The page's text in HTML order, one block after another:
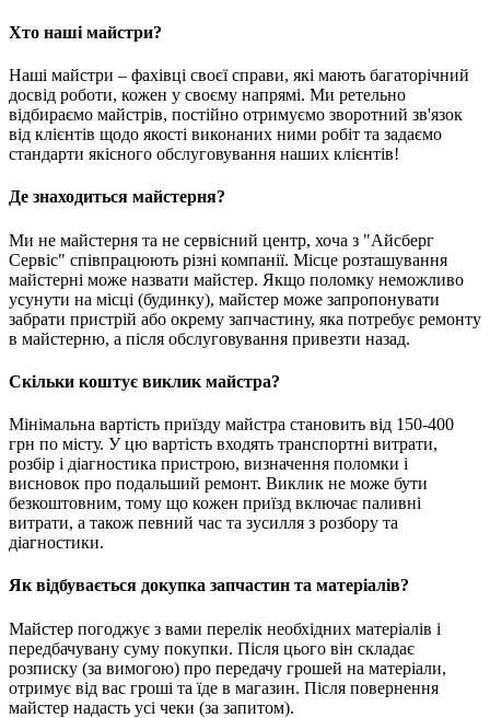
Хто наші майстри?
Наші майстри – фахівці своєї справи, які мають багаторічний
досвід роботи, кожен у своєму напрямі. Ми ретельно
відбираємо майстрів, постійно отримуємо зворотний зв'язок
від клієнтів щодо якості виконаних ними робіт та задаємо
стандарти якісного обслуговування наших клієнтів!
Де знаходиться майстерня?
Ми не майстерня та не сервісний центр, хоча з "Айсберг
Сервіс" співпрацюють різні компанії. Місце розташування
майстерні може назвати майстер. Якщо поломку неможливо
усунути на місці (будинку), майстер може запропонувати
забрати пристрій або окрему запчастину, яка потребує ремонту
в майстерню, а після обслуговування привезти назад.
Скільки коштує виклик майстра?
Мінімальна вартість приїзду майстра становить від 150-400
грн по місту. У цю вартість входять транспортні витрати,
розбір і діагностика пристрою, визначення поломки і
висновок про подальший ремонт. Виклик не може бути
безкоштовним, тому що кожен приїзд включає паливні
витрати, а також певний час та зусилля з розбору та
діагностики.
Як відбувається докупка запчастин та матеріалів?
Майстер погоджує з вами перелік необхідних матеріалів і
передбачувану суму покупки. Після цього він складає
розписку (за вимогою) про передачу грошей на матеріали,
отримує від вас гроші та їде в магазин. Після повернення
майстер надасть усі чеки (за запитом).